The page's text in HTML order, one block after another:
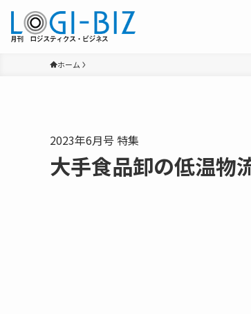
ホーム
2023年6月号 特集
大手食品卸の低温物